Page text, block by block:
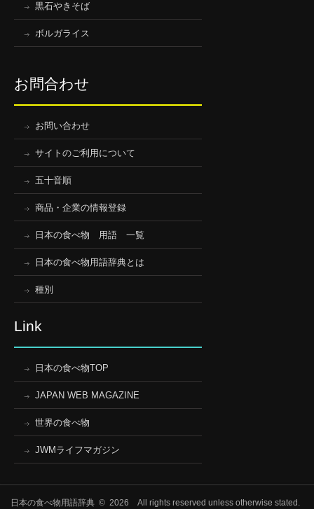
黒石やきそば
ボルガライス
お問合わせ
お問い合わせ
サイトのご利用について
五十音順
商品・企業の情報登録
日本の食べ物 用語 一覧
日本の食べ物用語辞典とは
種別
Link
日本の食べ物TOP
JAPAN WEB MAGAZINE
世界の食べ物
JWMライフマガジン
日本の食べ物用語辞典 © 2026 All rights reserved unless otherwise stated.